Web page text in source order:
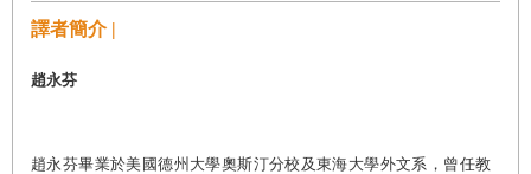
譯者簡介 |
趙永芬
趙永芬畢業於美國德州大學奧斯汀分校及東海大學外文系，曾任教